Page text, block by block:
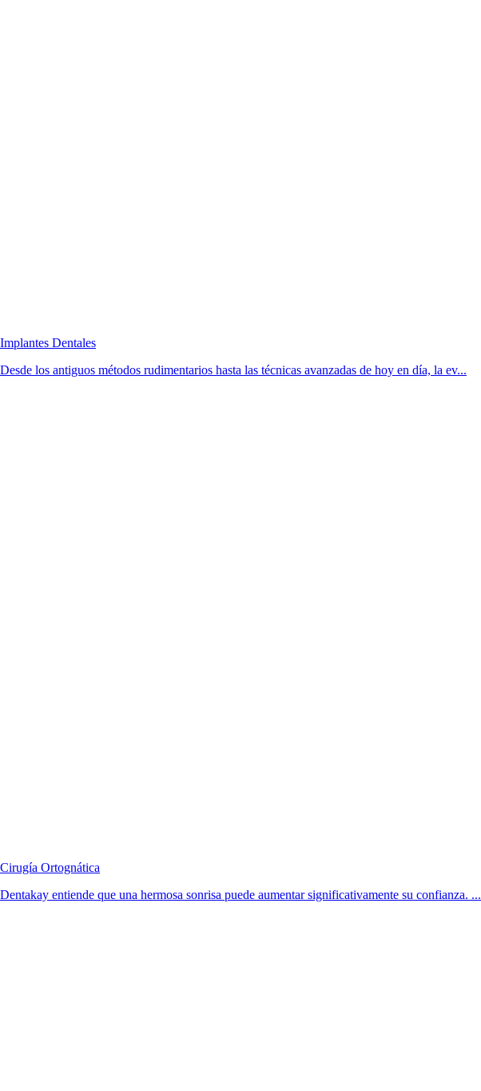
Implantes Dentales
Desde los antiguos métodos rudimentarios hasta las técnicas avanzadas de hoy en día, la ev...
Cirugía Ortognática
Dentakay entiende que una hermosa sonrisa puede aumentar significativamente su confianza. ...